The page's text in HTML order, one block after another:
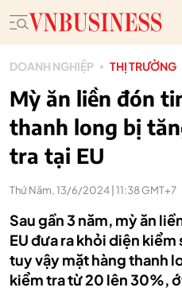
DOANH NGHIỆP THỊ TRƯỜNG
Mỳ ăn liền đón
thanh long bị
tra tại EU
Thứ Năm, 13/6/2024 | 11:38 GMT+7
Sau gần 3 năm, mỳ ăn
EU đưa ra khỏi diện
tuy vậy mặt hàng thanh
kiểm tra từ 20 lên 30%,